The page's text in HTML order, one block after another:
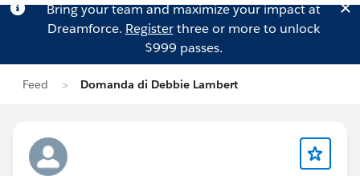
Bring your team and maximize your impact at
Dreamforce. Registerthree or more to unlock
$999 passes.
Feed Domanda di Debbie Lambert